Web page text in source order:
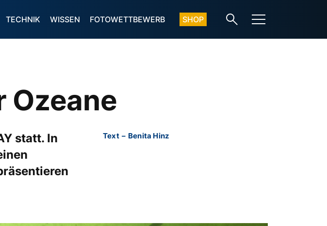
TECHNIK WISSEN FOTOWETTBEWERB SHOP
Ozeane
statt. In
Text – Benita Hinz